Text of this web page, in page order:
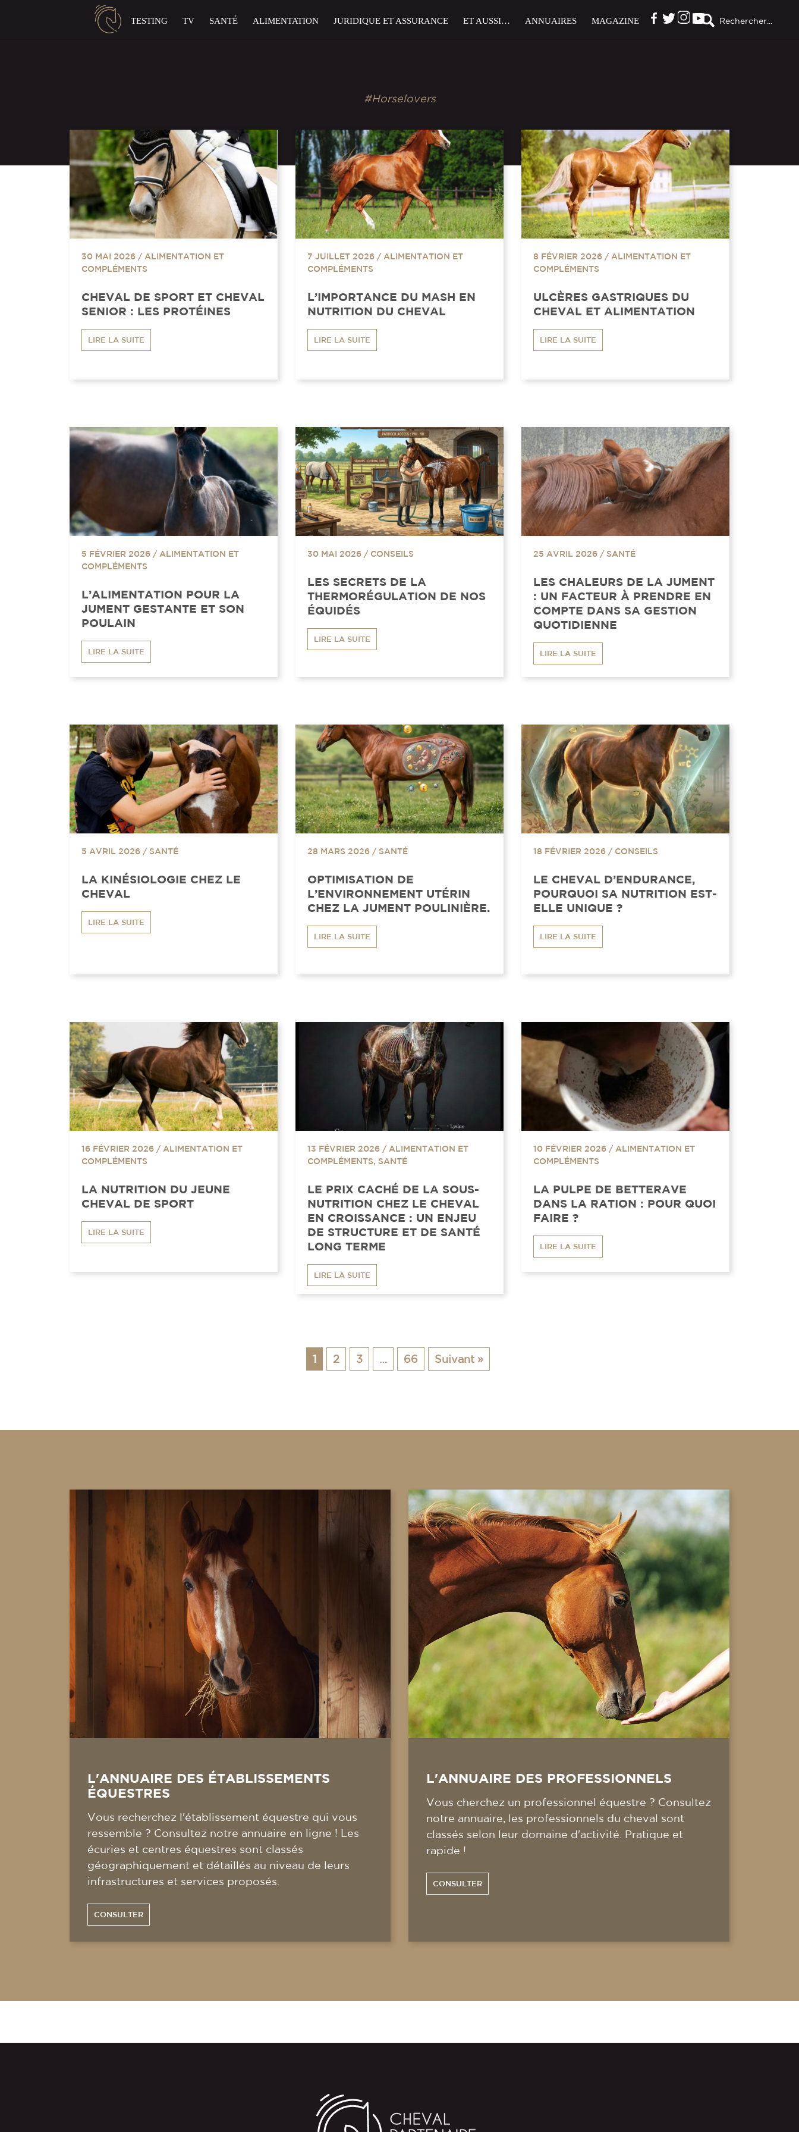
Rechercher...
TESTING TV SANTÉ ALIMENTATION JURIDIQUE ET ASSURANCE ET AUSSI… ANNUAIRES MAGAZINE
#Horselovers
30 MAI 2026 / ALIMENTATION ET
COMPLÉMENTS
CHEVAL DE SPORT ET CHEVAL
SENIOR : LES PROTÉINES
LIRE LA SUITE
7 JUILLET 2026 / ALIMENTATION ET
COMPLÉMENTS
L’IMPORTANCE DU MASH EN
NUTRITION DU CHEVAL
LIRE LA SUITE
8 FÉVRIER 2026 / ALIMENTATION ET
COMPLÉMENTS
ULCÈRES GASTRIQUES DU
CHEVAL ET ALIMENTATION
LIRE LA SUITE
5 FÉVRIER 2026 / ALIMENTATION ET
COMPLÉMENTS
L’ALIMENTATION POUR LA
JUMENT GESTANTE ET SON
POULAIN
LIRE LA SUITE
30 MAI 2026 / CONSEILS
LES SECRETS DE LA
THERMORÉGULATION DE NOS
ÉQUIDÉS
LIRE LA SUITE
25 AVRIL 2026 / SANTÉ
LES CHALEURS DE LA JUMENT
: UN FACTEUR À PRENDRE EN
COMPTE DANS SA GESTION
QUOTIDIENNE
LIRE LA SUITE
5 AVRIL 2026 / SANTÉ
LA KINÉSIOLOGIE CHEZ LE
CHEVAL
LIRE LA SUITE
28 MARS 2026 / SANTÉ
OPTIMISATION DE
L’ENVIRONNEMENT UTÉRIN
CHEZ LA JUMENT POULINIÈRE.
LIRE LA SUITE
18 FÉVRIER 2026 / CONSEILS
LE CHEVAL D’ENDURANCE,
POURQUOI SA NUTRITION EST-
ELLE UNIQUE ?
LIRE LA SUITE
16 FÉVRIER 2026 / ALIMENTATION ET
COMPLÉMENTS
LA NUTRITION DU JEUNE
CHEVAL DE SPORT
LIRE LA SUITE
13 FÉVRIER 2026 / ALIMENTATION ET
COMPLÉMENTS, SANTÉ
LE PRIX CACHÉ DE LA SOUS-
NUTRITION CHEZ LE CHEVAL
EN CROISSANCE : UN ENJEU
DE STRUCTURE ET DE SANTÉ
LONG TERME
LIRE LA SUITE
10 FÉVRIER 2026 / ALIMENTATION ET
COMPLÉMENTS
LA PULPE DE BETTERAVE
DANS LA RATION : POUR QUOI
FAIRE ?
LIRE LA SUITE
1 2 3 66 Suivant »
L'ANNUAIRE DES ÉTABLISSEMENTS
ÉQUESTRES
Vous recherchez l'établissement équestre qui vous
ressemble ? Consultez notre annuaire en ligne ! Les
écuries et centres équestres sont classés
géographiquement et détaillés au niveau de leurs
infrastructures et services proposés.
CONSULTER
L'ANNUAIRE DES PROFESSIONNELS
Vous cherchez un professionnel équestre ? Consultez
notre annuaire, les professionnels du cheval sont
classés selon leur domaine d'activité. Pratique et
rapide !
CONSULTER
Panneau de gestion des cookies